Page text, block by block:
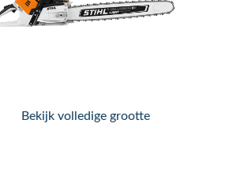
Over ons
Tuin & Park Contact
Bekijk volledige grootte